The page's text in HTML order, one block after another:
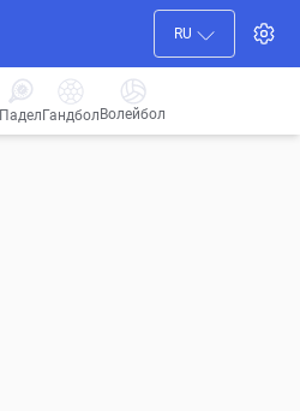
RU
ПаделГандбол Волейбол